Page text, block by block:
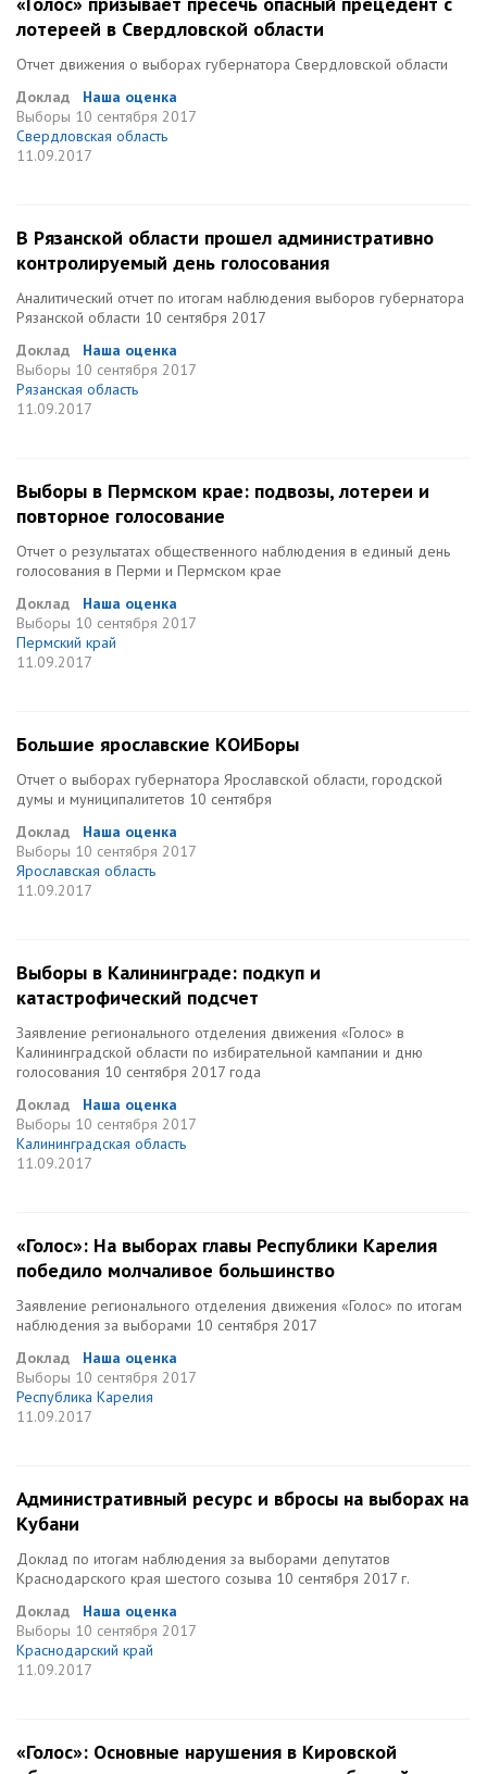
лотереей в Свердловской области
Отчет движения о выборах губернатора Свердловской области
Доклад
Наша оценка
Выборы 10 сентября 2017
Свердловская область
11.09.2017
В Рязанской области прошел административно
контролируемый день голосования
Аналитический отчет по итогам наблюдения выборов губернатора
Рязанской области 10 сентября 2017
Доклад
Наша оценка
Выборы 10 сентября 2017
Рязанская область
11.09.2017
Выборы в Пермском крае: подвозы, лотереи и
повторное голосование
Отчет о результатах общественного наблюдения в единый день
голосования в Перми и Пермском крае
Доклад
Наша оценка
Выборы 10 сентября 2017
Пермский край
11.09.2017
Большие ярославские КОИБоры
Отчет о выборах губернатора Ярославской области, городской
думы и муниципалитетов 10 сентября
Доклад
Наша оценка
Выборы 10 сентября 2017
Ярославская область
11.09.2017
Выборы в Калининграде: подкуп и
катастрофический подсчет
Заявление регионального отделения движения «Голос» в
Калининградской области по избирательной кампании и дню
голосования 10 сентября 2017 года
Доклад
Наша оценка
Выборы 10 сентября 2017
Калининградская область
11.09.2017
«Голос»: На выборах главы Республики Карелия
победило молчаливое большинство
Заявление регионального отделения движения «Голос» по итогам
наблюдения за выборами 10 сентября 2017
Доклад
Наша оценка
Выборы 10 сентября 2017
Республика Карелия
11.09.2017
Административный ресурс и вбросы на выборах на
Кубани
Доклад по итогам наблюдения за выборами депутатов
Краснодарского края шестого созыва 10 сентября 2017 г.
Доклад
Наша оценка
Выборы 10 сентября 2017
Краснодарский край
11.09.2017
«Голос»: Основные нарушения в Кировской